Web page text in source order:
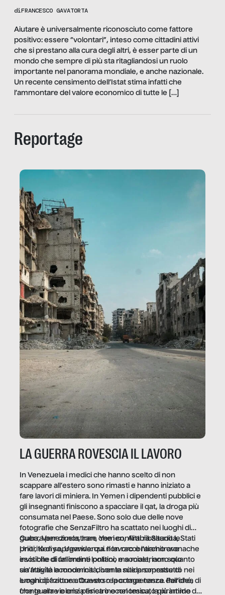
diFRANCESCO GAVATORTA
Aiutare è universalmente riconosciuto come fattore
positivo: essere “volontari”, inteso come cittadini attivi
che si prestano alla cura degli altri, è esser parte di un
mondo che sempre di più sta ritagliandosi un ruolo
importante nel panorama mondiale, e anche nazionale.
Un recente censimento dell’Istat stima infatti che
l’ammontare del valore economico di tutte le […]
Reportage
LA GUERRA ROVESCIA IL LAVORO
In Venezuela i medici che hanno scelto di non
scappare all’estero sono rimasti e hanno iniziato a
fare lavori di miniera. In Yemen i dipendenti pubblici e
gli insegnanti finiscono a spacciare il qat, la droga più
consumata nel Paese. Sono solo due delle nove
fotografie che SenzaFiltro ha scattato nei luoghi di
guerra per dimostrare che i conflitti ribaltano le
priorità di sopravvivenza. Il lavoro è l’architrave
invisibile di un ordine politico e sociale, non solo
un’attività economica: diventa nitida soprattutto nei
luoghi di frattura. Questo reportage nasce dall’idea
che guerre e crisi penetrino nel tessuto più intimo
Cuba, Venezuela, Iran, Yemen, Arabia Saudita, Stati
Uniti, Kenya, Uganda: qui non raccontiamo cronache
esotiche di fallimenti lontani, ma mostriamo quanto
sia fragile la modernità, con le sue promesse di
emancipazione attraverso la competenza. Perché, di
fronte alla violenza fisica o economica, la piramide del